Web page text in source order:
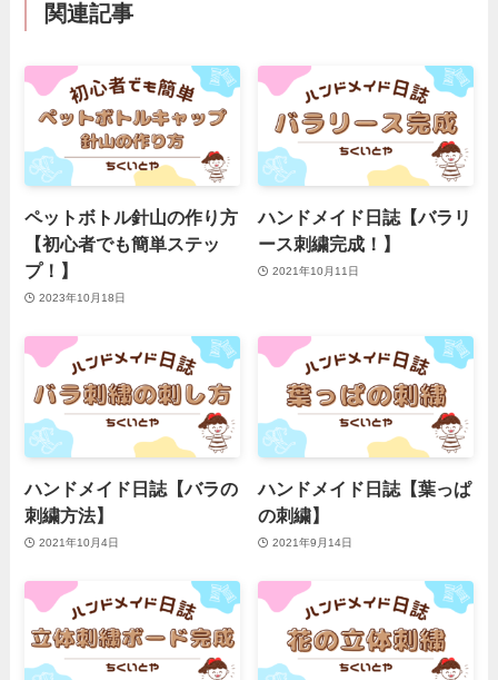
関連記事
ペットボトル針山の作り方
【初心者でも簡単ステッ
プ！】
2023年10月18日
ハンドメイド日誌【バラリ
ース刺繍完成！】
2021年10月11日
ハンドメイド日誌【バラの
刺繍方法】
2021年10月4日
ハンドメイド日誌【葉っぱ
の刺繍】
2021年9月14日